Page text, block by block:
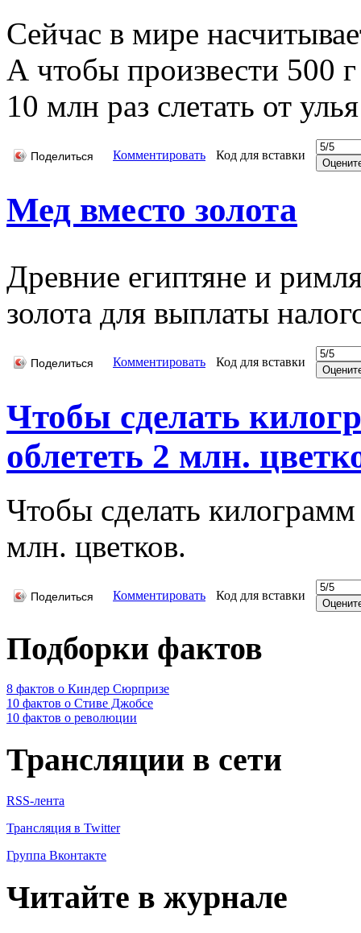
Сейчас в мире
А чтобы произвести 500
10 млн раз слетать от
Поделиться Комментировать Код для вставки
Мед вместо золота
Древние египтяне и
золота для выплаты
Поделиться Комментировать Код для вставки
Чтобы сделать
облететь 2 млн.
Чтобы сделать
млн. цветков.
Поделиться Комментировать Код для вставки
Подборки фактов
8 фактов о Киндер Сюрпризе
10 фактов о Стиве Джобсе
10 фактов о революции
Трансляции в сети
RSS-лента
Трансляция в Twitter
Группа Вконтакте
Читайте в журнале